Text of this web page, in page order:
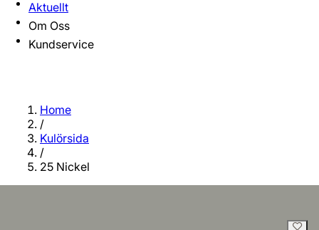
Aktuellt
Om Oss
Kundservice
Home
/
Kulörsida
/
25 Nickel